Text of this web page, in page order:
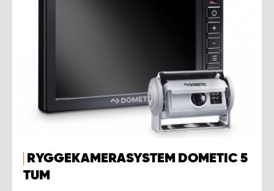
RYGGEKAMERASYSTEM DOMETIC 5
TUM